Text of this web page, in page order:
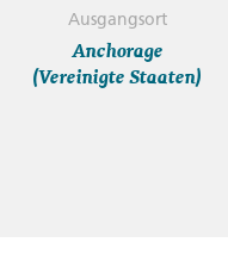
Ausgangsort
Anchorage
(Vereinigte Staaten)